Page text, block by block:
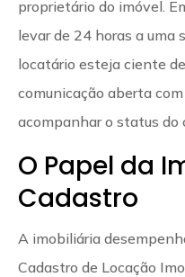
proprietário do imóvel.
levar de 24 horas a uma
locatário esteja ciente
comunicação aberta
acompanhar o status do
O Papel da
Cadastro
A imobiliária
Cadastro de Locação